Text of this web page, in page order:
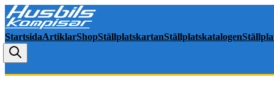
StartsidaArtiklarShopStällplatskartanStällplatskatalogen